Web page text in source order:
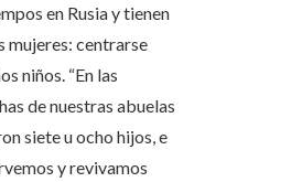
en Rusia y tienen
mujeres: centrarse
niños. “En las
de nuestras abuelas
siete u ocho hijos, e
y revivamos